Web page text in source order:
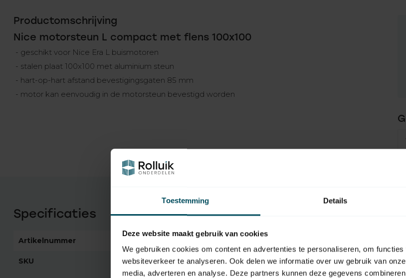
Toestemming Details
Deze website maakt gebruik van cookies
We gebruiken cookies om content en advertenties te personaliseren, om
websiteverkeer te analyseren. Ook delen we informatie over uw gebruik van
media, adverteren en analyse. Deze partners kunnen deze gegevens
Productomschrijving
Nice motorsteun L compact met flens 100x100
- geschikt voor Nice Era L buismotoren
- stalen plaat 100x100 met aluminium steun
- hart-op-hart afstand bevestigingsgaten 85 mm
- motor kan eenvoudig in de motorsteun bevestigd worden
Specificaties
Artikelnummer
SKU 52.610.029